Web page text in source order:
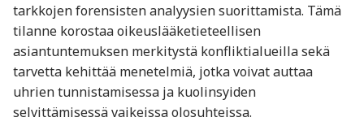
tarkkojen forensisten analyysien suorittamista. Tämä
tilanne korostaa oikeuslääketieteellisen
asiantuntemuksen merkitystä konfliktialueilla sekä
tarvetta kehittää menetelmiä, jotka voivat auttaa
uhrien tunnistamisessa ja kuolinsyiden
selvittämisessä vaikeissa olosuhteissa.